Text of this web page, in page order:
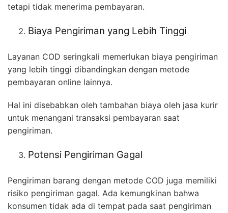
tetapi tidak menerima pembayaran.
Biaya Pengiriman yang Lebih Tinggi
Layanan COD seringkali memerlukan biaya pengiriman
yang lebih tinggi dibandingkan dengan metode
pembayaran online lainnya.
Hal ini disebabkan oleh tambahan biaya oleh jasa kurir
untuk menangani transaksi pembayaran saat
pengiriman.
Potensi Pengiriman Gagal
Pengiriman barang dengan metode COD juga memiliki
risiko pengiriman gagal. Ada kemungkinan bahwa
konsumen tidak ada di tempat pada saat pengiriman